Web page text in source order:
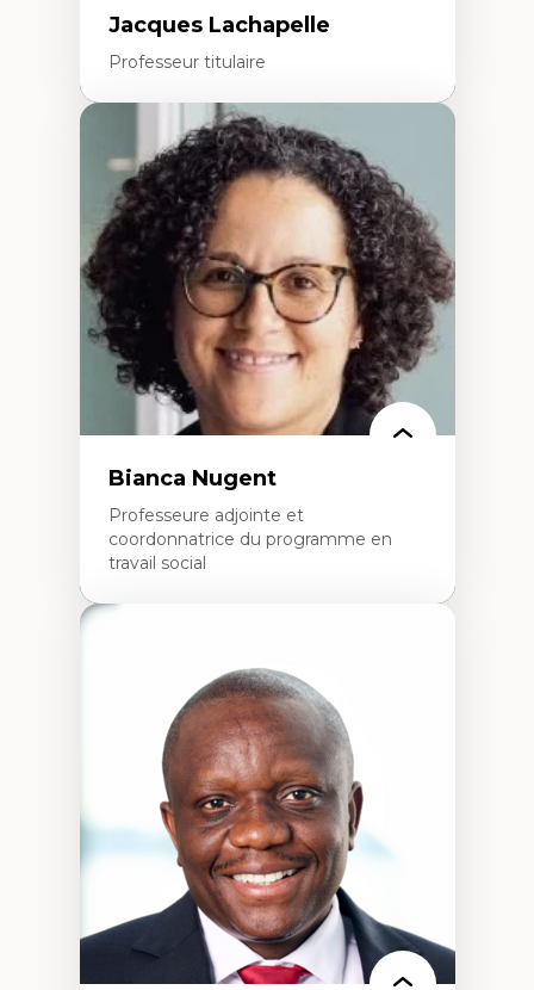
Jacques Lachapelle
Professeur titulaire
Expertises
Histoire de l'architecture et de la ville,
notamment au Canada
Théorie et pratiques en conservation de
l'environnement bâti
Conception de projet en milieu existant
Analyse critique en architecture et
enseignement du design architectural et
urbain
Bianca Nugent
Professeure adjointe et
coordonnatrice du programme en
travail social
Travail social, action et justice sociale
Fondements de l’intervention et des
nouvelles pratiques en travail social et en
éducation inclusive
Minorités linguistiques, offre active et
francophonie plurielle en contexte
linguistique minoritaire
Études critiques sur le handicap, la
neurodiversité, l'agentivité et les injustices
épistémiques
Intersectionnalité et réalités 2SLGBTQ+
Méthodes d’interventions et approches
antiraciste, décoloniale, anti-oppressive
Approche interculturelle critique
Pair-aidance, proche aidance, famille
choisie et soutien mutuel
Intervention de groupe, communautaire,